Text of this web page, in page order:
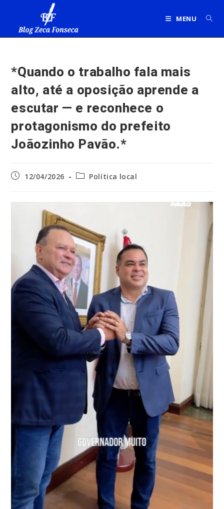
MENU
*Quando o trabalho fala mais
alto, até a oposição aprende a
escutar — e reconhece o
protagonismo do prefeito
Joãozinho Pavão.*
Post12/04/2026
Categoria
Política local